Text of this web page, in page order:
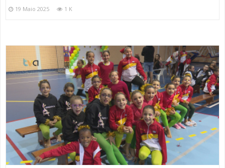
19 Maio 2025 1 K